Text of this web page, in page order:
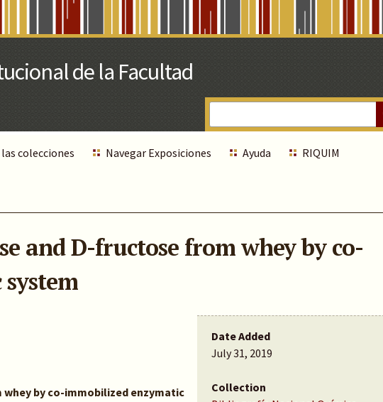
colecciones Navegar Exposiciones Ayuda RIQUIM
and D-fructose from whey by co-
by co-immobilized enzymatic
Date Added
July 31, 2019
Collection